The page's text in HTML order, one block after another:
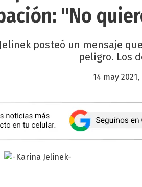
"No
posteó un mensaje
peligro. Los
14 may 2021,